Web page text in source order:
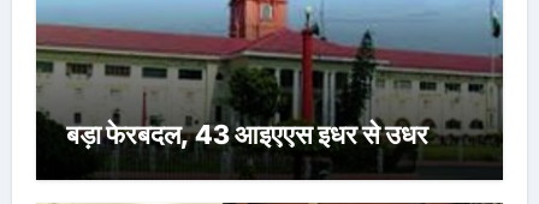
बड़ा फेरबदल, 43 आइएएस इधर से उधर